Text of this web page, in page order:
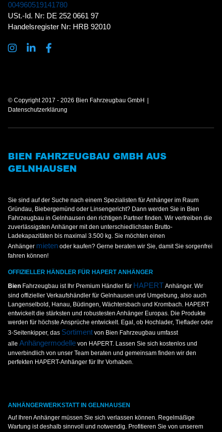
004960519141780
USt.-Id. Nr: DE 252 0661 97
Handelsregister Nr: HRB 92010
© Copyright 2017 - 2026 Bien Fahrzeugbau GmbH
Datenschutzerklärung
BIEN FAHRZEUGBAU GMBH AUS
GELNHAUSEN
Sie sind auf der Suche nach einem Spezialisten für Anhänger im Raum
Gründau, Biebergemünd oder Linsengericht? Dann werden Sie in Bien
Fahrzeugbau in Gelnhausen den richtigen Partner finden. Wir vertreiben die
zuverlässigsten Anhänger mit den unterschiedlichsten Brutto-
Ladekapazitäten bis maximal 3.500 kg. Sie möchten einen
Anhänger mieten oder kaufen? Gerne beraten wir Sie, damit Sie sorgenfrei
fahren können!
OFFIZIELLER HÄNDLER FÜR HAPERT ANHÄNGER
Bien Fahrzeugbau ist Ihr Premium Händler für HAPERT Anhänger. Wir
sind offizieller Verkaufshändler für Gelnhausen und Umgebung, also auch
Langenselbold, Hanau, Büdingen, Wächtersbach und Krombach. HAPERT
entwickelt die stärksten und robustesten Anhänger Europas. Die Produkte
werden für höchste Ansprüche entwickelt. Egal, ob Hochlader, Tieflader oder
3-Seitenkipper, das Sortiment von Bien Fahrzeugbau umfasst
alle Anhängermodelle von HAPERT. Lassen Sie sich kostenlos und
unverbindlich von unser Team beraten und gemeinsam finden wir den
perfekten HAPERT-Anhänger für Ihr Vorhaben.
ANHÄNGERWERKSTATT IN GELNHAUSEN
Auf Ihren Anhänger müssen Sie sich verlassen können. Regelmäßige
Wartung ist deshalb sinnvoll und notwendig. Profitieren Sie von unserem